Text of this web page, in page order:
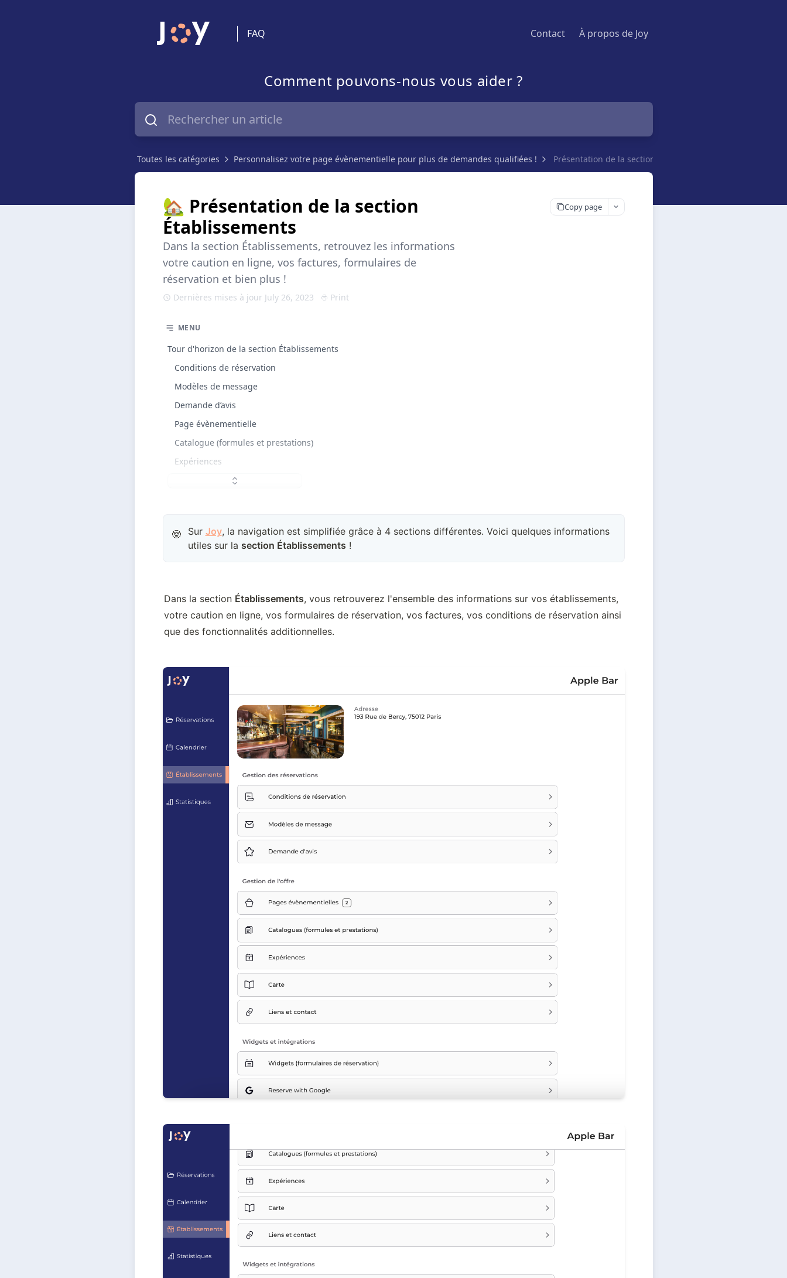
FAQ Contact À propos de Joy
Comment pouvons-nous vous aider ?
Toutes les catégories Personnalisez votre page évènementielle pour plus de demandes qualifiées ! Présentation de la section Établissements
🏡 Présentation de la section
Établissements
Copy page
Dans la section Établissements, retrouvez les informations
votre caution en ligne, vos factures, formulaires de
réservation et bien plus !
Dernières mises à jour July 26, 2023 Print
MENU
Tour d'horizon de la section Établissements
Conditions de réservation
Modèles de message
Demande d’avis
Page évènementielle
Catalogue (formules et prestations)
Expériences
🤓 Sur Joy, la navigation est simplifiée grâce à 4 sections différentes. Voici quelques informations
utiles sur la section Établissements !
Dans la section Établissements, vous retrouverez l'ensemble des informations sur vos établissements,
votre caution en ligne, vos formulaires de réservation, vos factures, vos conditions de réservation ainsi
que des fonctionnalités additionnelles.